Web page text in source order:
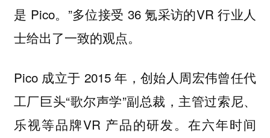
是 Pico。”多位接受 36 氪采访的VR 行业人
士给出了一致的观点。
Pico 成立于 2015 年，创始人周宏伟曾任代
工厂巨头“歌尔声学”副总裁，主管过索尼、
乐视等品牌VR 产品的研发。在六年时间